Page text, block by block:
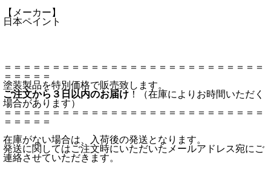
【メーカー】
日本ペイント
＝＝＝＝＝＝＝＝＝＝＝＝＝＝＝＝＝＝＝＝＝＝＝＝＝＝＝
＝＝＝＝＝
塗装製品を特別価格で販売致します。
ご注文から３日以内のお届け ！（在庫によりお時間いただく
場合があります）
＝＝＝＝＝＝＝＝＝＝＝＝＝＝＝＝＝＝＝＝＝＝＝＝＝＝＝
＝＝＝＝＝
在庫がない場合は、入荷後の発送となります。
発送に関してはご注文時にいただいたメールアドレス宛にご
連絡させていただきます。